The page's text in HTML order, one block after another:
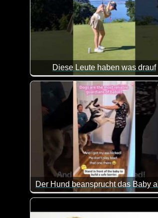
Diese Leute haben was drauf
Sagenhaft was diese Menschen